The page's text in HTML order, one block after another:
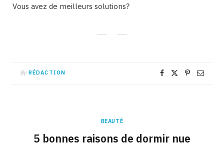
Vous avez de meilleurs solutions?
By RÉDACTION
BEAUTÉ
5 bonnes raisons de dormir nue